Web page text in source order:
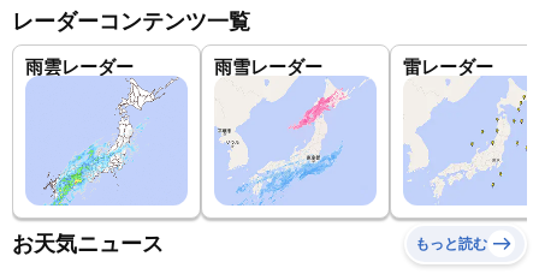
レーダーコンテンツ一覧
雨雲レーダー 雨雪レーダー 雷レーダー
お天気ニュース もっと読む